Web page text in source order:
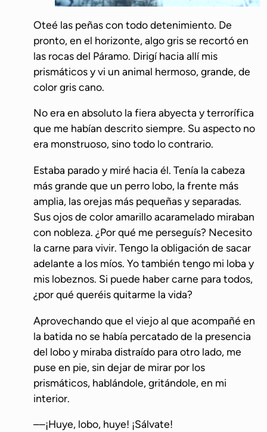
Oteé las peñas con todo detenimiento. De
pronto, en el horizonte, algo gris se recortó en
las rocas del Páramo. Dirigí hacia allí mis
prismáticos y vi un animal hermoso, grande, de
color gris cano.
No era en absoluto la fiera abyecta y terrorífica
que me habían descrito siempre. Su aspecto no
era monstruoso, sino todo lo contrario.
Estaba parado y miré hacia él. Tenía la cabeza
más grande que un perro lobo, la frente más
amplia, las orejas más pequeñas y separadas.
Sus ojos de color amarillo acaramelado miraban
con nobleza. ¿Por qué me perseguís? Necesito
la carne para vivir. Tengo la obligación de sacar
adelante a los míos. Yo también tengo mi loba y
mis lobeznos. Si puede haber carne para todos,
¿por qué queréis quitarme la vida?
Aprovechando que el viejo al que acompañé en
la batida no se había percatado de la presencia
del lobo y miraba distraído para otro lado, me
puse en pie, sin dejar de mirar por los
prismáticos, hablándole, gritándole, en mi
interior.
––¡Huye, lobo, huye! ¡Sálvate!